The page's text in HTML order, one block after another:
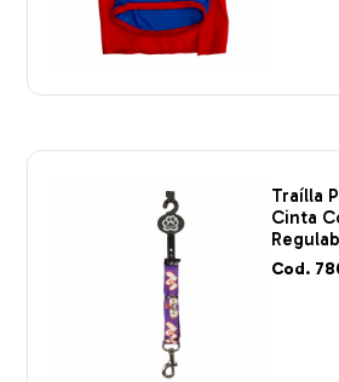
Traílla
Cinta
Cod.